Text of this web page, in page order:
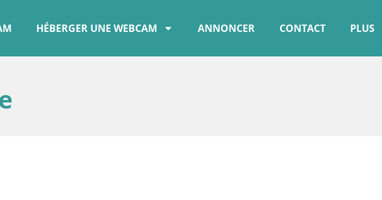
HÉBERGER UNE WEBCAM ANNONCER CONTACT PLUS